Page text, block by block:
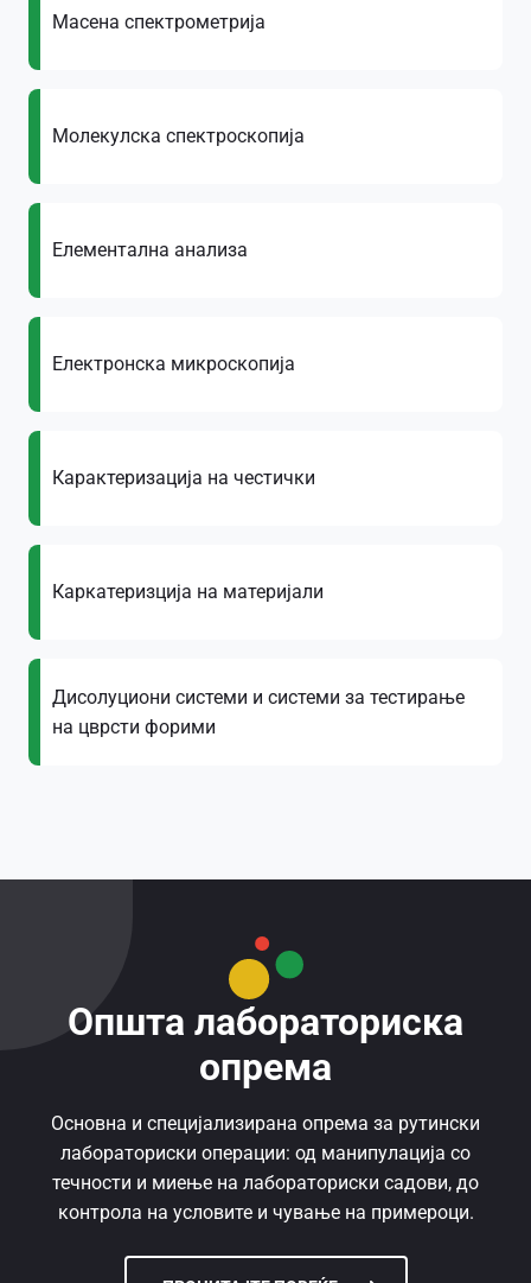
Масена спектрометрија
Молекулска спектроскопија
Елементална анализа
Електронска микроскопија
Карактеризација на честички
Каркатеризција на материјали
Дисолуциони системи и системи за тестирање
на цврсти форими
Општа лабораториска
опрема
Основна и специјализирана опрема за рутински
лабораториски операции: од манипулација со
течности и миење на лабораториски садови, до
контрола на условите и чување на примероци.